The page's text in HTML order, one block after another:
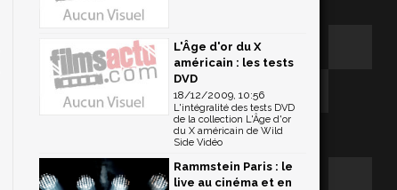
L'Âge d'or du X
américain : les tests
DVD
18/12/2009, 10:56
L'intégralité des tests DVD
de la collection L'Âge d'or
du X américain de Wild
Side Vidéo
Rammstein Paris : le
live au cinéma et en